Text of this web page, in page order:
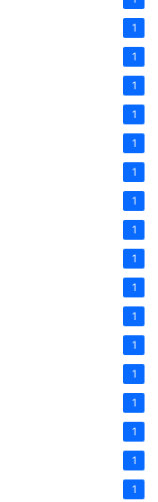
1
1
1
1
1
1
1
1
1
1
1
1
1
1
1
1
1